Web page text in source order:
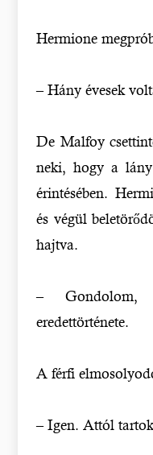
Hermione
– Hány évesek
De Malfoy
neki, hogy a
érintésében.
és végül
hajtva.
– Gondolom,
eredettörténete.
A férfi
– Igen. Attól